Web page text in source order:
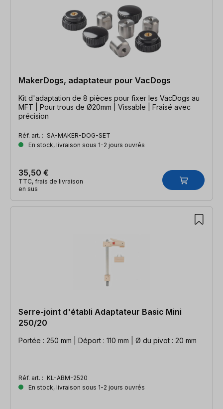
MakerDogs, adaptateur pour VacDogs
Kit d'adaptation de 8 pièces pour fixer les VacDogs au
MFT | Pour trous de Ø20mm | Vissable | Fraisé avec
précision
Réf. art. : SA-MAKER-DOG-SET
En stock, livraison sous 1-2 jours ouvrés
35,50 €
TTC, frais de livraison
en sus
Serre-joint d'établi Adaptateur Basic Mini
250/20
Portée : 250 mm | Déport : 110 mm | Ø du pivot : 20 mm
Réf. art. : KL-ABM-2520
En stock, livraison sous 1-2 jours ouvrés